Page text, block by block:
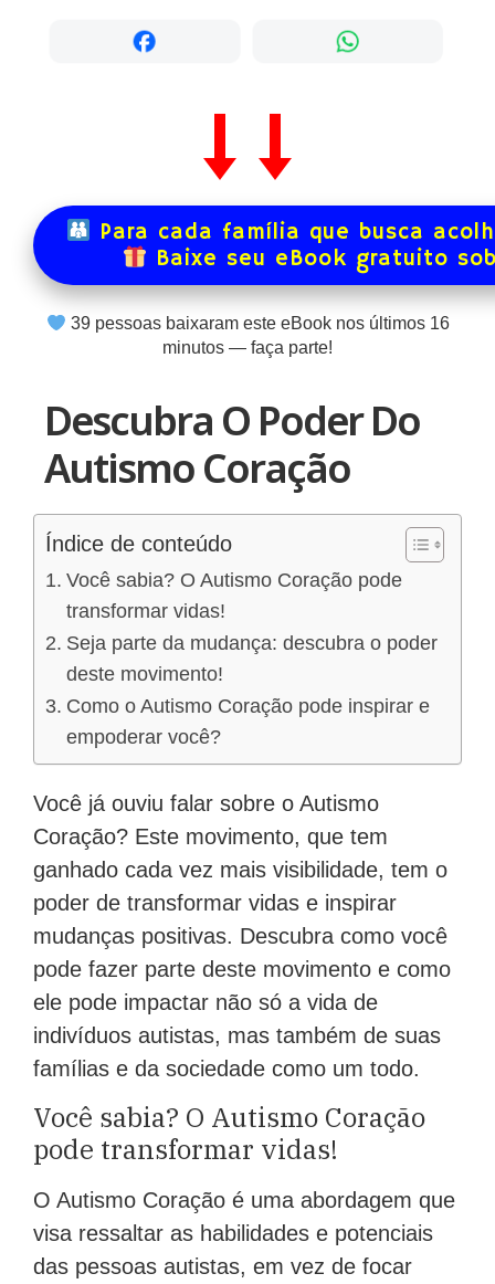
Para cada família que busca
Baixe seu eBook gratuito
39pessoas baixaram este eBook nos últimos 16
minutos — faça parte!
Descubra O Poder Do
Autismo Coração
Índice de conteúdo
Você sabia? O Autismo Coração pode
transformar vidas!
Seja parte da mudança: descubra o poder
deste movimento!
Como o Autismo Coração pode inspirar e
empoderar você?
Você já ouviu falar sobre o Autismo
Coração? Este movimento, que tem
ganhado cada vez mais visibilidade, tem o
poder de transformar vidas e inspirar
mudanças positivas. Descubra como você
pode fazer parte deste movimento e como
ele pode impactar não só a vida de
indivíduos autistas, mas também de suas
famílias e da sociedade como um todo.
Você sabia? O Autismo Coração
pode transformar vidas!
O Autismo Coração é uma abordagem que
visa ressaltar as habilidades e potenciais
das pessoas autistas, em vez de focar